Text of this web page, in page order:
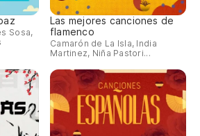
Sosa,
Las mejores canciones de
flamenco
Camarón de La Isla, India
Martinez, Niña Pastori...